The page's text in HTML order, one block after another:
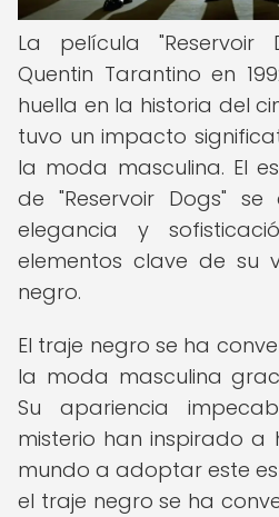
La película "Reservoir
Quentin Tarantino en
huella en la historia del
tuvo un impacto
la moda masculina. El
de "Reservoir Dogs"
elegancia y
elementos clave de su
negro.
El traje negro se ha
la moda masculina
Su apariencia
misterio han inspirado
mundo a adoptar este
el traje negro se ha